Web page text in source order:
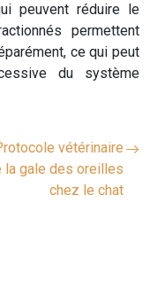
peuvent réduire le
permettent
ce qui peut
du système
vétérinaire
la gale des oreilles
chez le chat